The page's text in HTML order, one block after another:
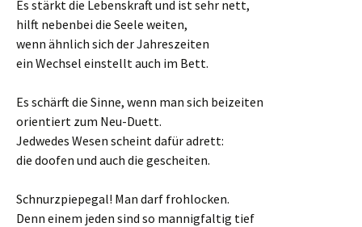
Es stärkt die Lebenskraft und ist sehr nett,
hilft nebenbei die Seele weiten,
wenn ähnlich sich der Jahreszeiten
ein Wechsel einstellt auch im Bett.
Es schärft die Sinne, wenn man sich beizeiten
orientiert zum Neu-Duett.
Jedwedes Wesen scheint dafür adrett:
die doofen und auch die gescheiten.
Schnurzpiepegal! Man darf frohlocken.
Denn einem jeden sind so mannigfaltig tief